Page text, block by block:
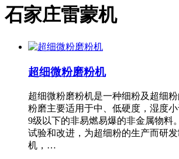
石家庄雷蒙机
超细微粉磨粉机
超细微粉磨粉机是一种细粉及超细
粉磨主要适用于中、低硬度，湿度
9级以下的非易燃易爆的非金属物料
试验和改进，为超细粉的生产而研
机，…